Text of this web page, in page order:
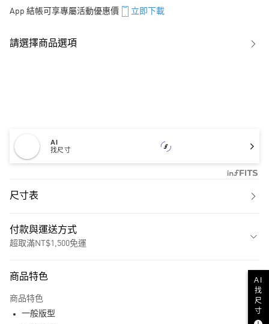
App 結帳可享專屬活動優惠價 立即下載
請選擇商品選項
AI
找尺寸
尺寸表
付款與運送方式
超取滿NT$1,500免運
商品特色
商品特色
一般版型
AI
找
尺
寸